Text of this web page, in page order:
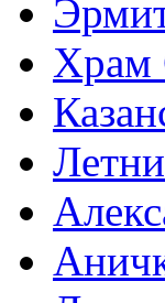
Храм